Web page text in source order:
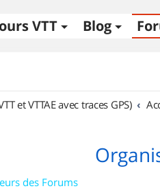
VTT Blog
et VTTAE avec traces GPS)
des Forums